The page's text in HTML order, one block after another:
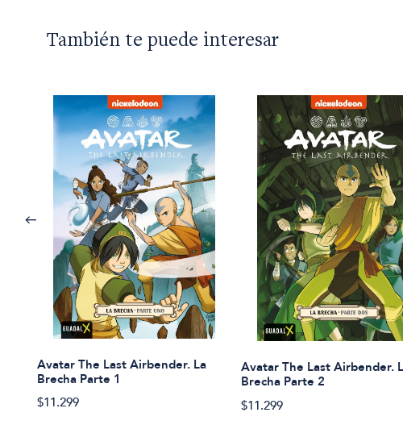
También te puede interesar
Avatar The Last Airbender. La
Brecha Parte 1
$11.299
Avatar The Last Airbender.
Brecha Parte 2
$11.299